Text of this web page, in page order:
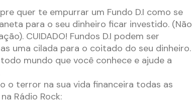
quer te empurrar um Fundo D.I como se
para o seu dinheiro ficar investido. (Não
CUIDADO! Fundos D.I podem ser
uma cilada para o coitado do seu dinheiro.
mundo que você conhece e ajude a
o terror na sua vida financeira todas as
Rádio Rock: